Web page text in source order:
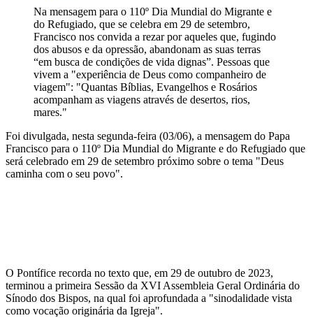
Na mensagem para o 110º Dia Mundial do Migrante e
do Refugiado, que se celebra em 29 de setembro,
Francisco nos convida a rezar por aqueles que, fugindo
dos abusos e da opressão, abandonam as suas terras
“em busca de condições de vida dignas”. Pessoas que
vivem a "experiência de Deus como companheiro de
viagem": "Quantas Bíblias, Evangelhos e Rosários
acompanham as viagens através de desertos, rios,
mares."
Foi divulgada, nesta segunda-feira (03/06), a mensagem do Papa
Francisco para o 110º Dia Mundial do Migrante e do Refugiado que
será celebrado em 29 de setembro próximo sobre o tema "Deus
caminha com o seu povo".
O Pontífice recorda no texto que, em 29 de outubro de 2023,
terminou a primeira Sessão da XVI Assembleia Geral Ordinária do
Sínodo dos Bispos, na qual foi aprofundada a "sinodalidade vista
como vocação originária da Igreja".